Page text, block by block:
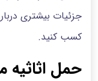
جزئیات بیشتری
کسب کنید.
حمل اثاثیه